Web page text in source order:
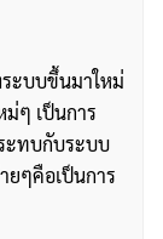
ะบบขึ้นมาใหม่
ม่ๆ เป็นการ
ะทบกับระบบ
ยๆคือเป็นการ